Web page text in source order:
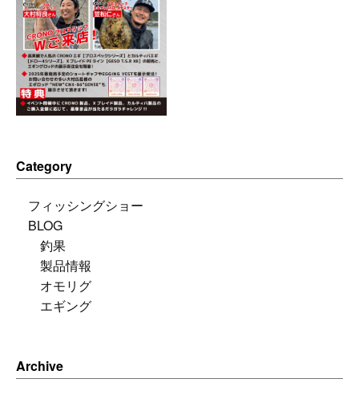
Category
フィッシングショー
BLOG
釣果
製品情報
オモリグ
エギング
Archive